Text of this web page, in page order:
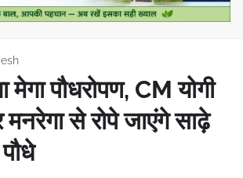
पौधरोपण, CM योगी
मनरेगा से रोपे जाएंगे साढ़े